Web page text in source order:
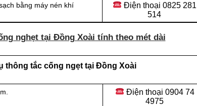
bằng máy nén khí Điện thoại 0825 281
514
nghẹt tại Đồng Xoài tính theo mét dài
thông tắc cống ngẹt tại Đồng Xoài
Điện thoại 0904 74
4975